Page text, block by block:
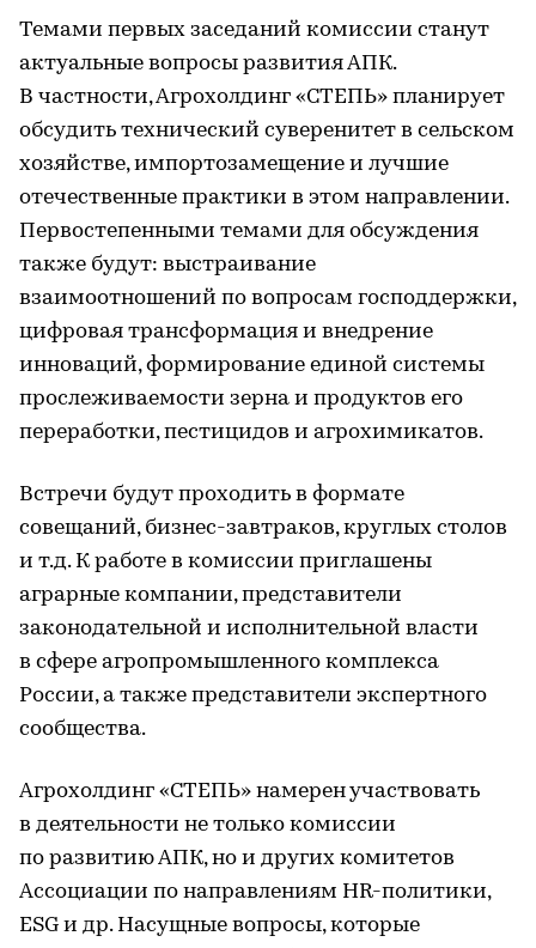
Темами первых заседаний комиссии станут
актуальные вопросы развития АПК.
В частности, Агрохолдинг «СТЕПЬ» планирует
обсудить технический суверенитет в сельском
хозяйстве, импортозамещение и лучшие
отечественные практики в этом направлении.
Первостепенными темами для обсуждения
также будут: выстраивание
взаимоотношений по вопросам господдержки,
цифровая трансформация и внедрение
инноваций, формирование единой системы
прослеживаемости зерна и продуктов его
переработки, пестицидов и агрохимикатов.
Встречи будут проходить в формате
совещаний, бизнес-завтраков, круглых столов
и т.д. К работе в комиссии приглашены
аграрные компании, представители
законодательной и исполнительной власти
в сфере агропромышленного комплекса
России, а также представители экспертного
сообщества.
Агрохолдинг «СТЕПЬ» намерен участвовать
в деятельности не только комиссии
по развитию АПК, но и других комитетов
Ассоциации по направлениям HR-политики,
ESG и др. Насущные вопросы, которые